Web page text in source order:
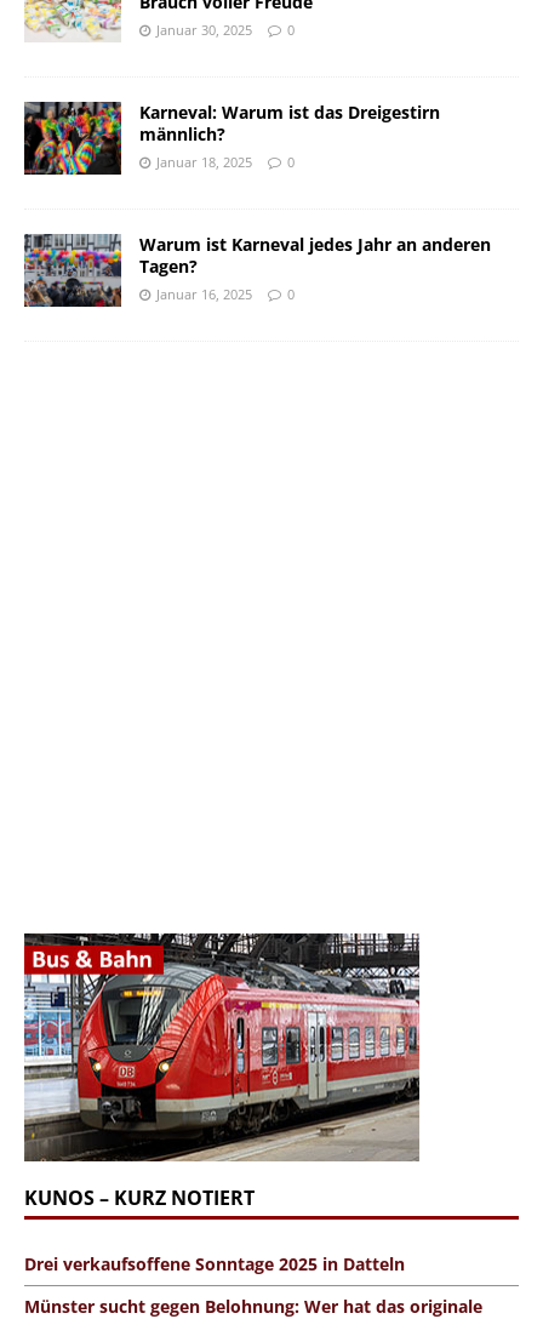
Januar 30, 2025 0
Karneval: Warum ist das Dreigestirn
männlich?
Januar 18, 2025 0
Warum ist Karneval jedes Jahr an anderen
Tagen?
Januar 16, 2025 0
KUNOS – KURZ NOTIERT
Drei verkaufsoffene Sonntage 2025 in Datteln
Münster sucht gegen Belohnung: Wer hat das originale